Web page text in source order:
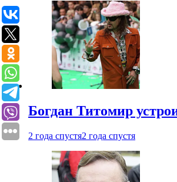
Богдан Титомир
2 года спустя2 года спустя